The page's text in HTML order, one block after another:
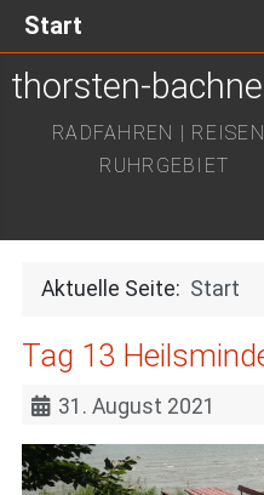
thorsten-
RADFAHREN |
RUHRGEBIET
Aktuelle Seite: Start
Tag 13
31. August 2021
Start